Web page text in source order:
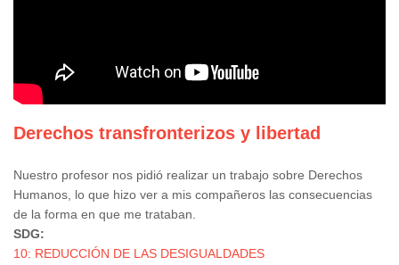
Derechos transfronterizos y libertad
Nuestro profesor nos pidió realizar un trabajo sobre Derechos
Humanos, lo que hizo ver a mis compañeros las consecuencias
de la forma en que me trataban.
SDG:
10: REDUCCIÓN DE LAS DESIGUALDADES